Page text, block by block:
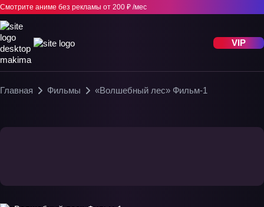
Смотрите аниме без рекламы от 200 ₽ /мес
VIP
Главная Фильмы «Волшебный лес» Фильм-1